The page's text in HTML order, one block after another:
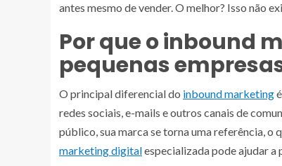
antes mesmo de vender. O melhor? Isso não
Por que o inbound
pequenas
O principal diferencial do inbound marketing
redes sociais, e-mails e outros canais de
público, sua marca se torna uma referência, o
marketing digitalespecializada pode ajudar a